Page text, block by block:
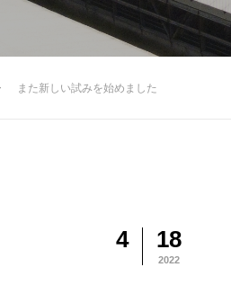
また新しい試みを始めました
4 18
2022